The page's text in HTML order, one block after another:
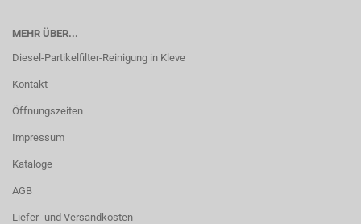
MEHR ÜBER...
Diesel-Partikelfilter-Reinigung in Kleve
Kontakt
Öffnungszeiten
Impressum
Kataloge
AGB
Liefer- und Versandkosten